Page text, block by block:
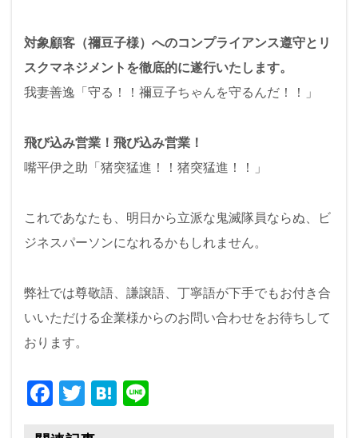
対象顧客（禰豆子様）へのコンプライアンス遵守とリ
スクマネジメントを徹底的に遂行いたします。
我妻善逸「守る！！禰豆子ちゃんを守るんだ！！」
飛び込み営業！飛び込み営業！
嘴平伊之助「猪突猛進！！猪突猛進！！」
これであなたも、明日から立派な鬼滅隊員ならぬ、ビ
ジネスパーソンになれるかもしれません。
弊社では尊敬語、謙譲語、丁寧語が下手でもお付き合
いいただける企業様からのお問い合わせをお待ちして
おります。
F
T
H